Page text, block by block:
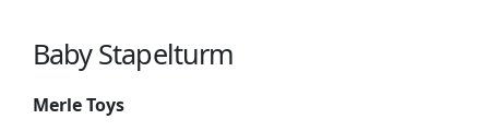
Baby Stapelturm
Merle Toys